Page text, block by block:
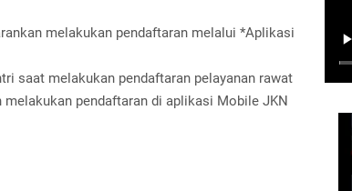
melakukan pendaftaran melalui *Aplikasi
saat melakukan pendaftaran pelayanan rawat
pendaftaran di aplikasi Mobile JKN